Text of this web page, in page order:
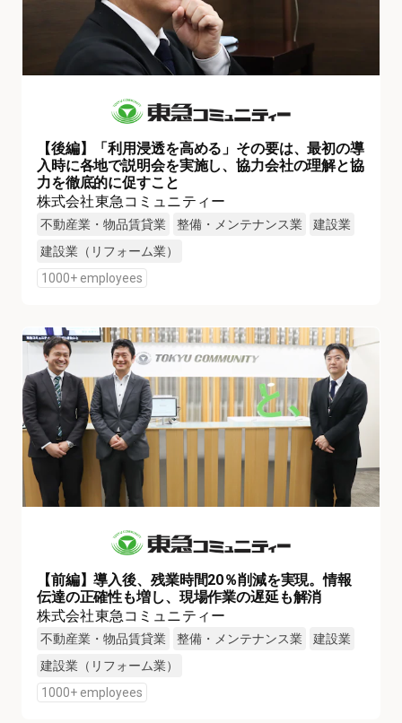
【後編】「利用浸透を高める」その要は、最初の導
入時に各地で説明会を実施し、協力会社の理解と協
力を徹底的に促すこと
株式会社東急コミュニティー
不動産業・物品賃貸業 整備・メンテナンス業
建設業
建設業（リフォーム業）
1000+ employees
【前編】導入後、残業時間20％削減を実現。情報
伝達の正確性も増し、現場作業の遅延も解消
株式会社東急コミュニティー
不動産業・物品賃貸業 整備・メンテナンス業
建設業
建設業（リフォーム業）
1000+ employees